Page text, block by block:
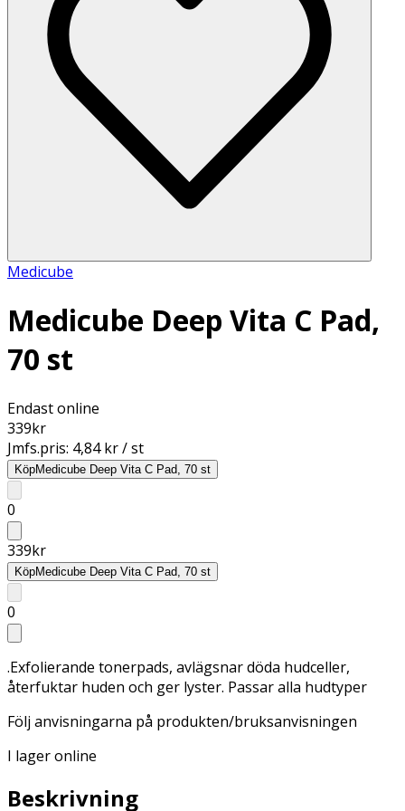
Medicube
Medicube Deep Vita C Pad,
70 st
Endast online
339kr
Jmfs.pris: 4,84 kr / st
KöpMedicube Deep Vita C Pad, 70 st
0
339kr
KöpMedicube Deep Vita C Pad, 70 st
0
.Exfolierande tonerpads, avlägsnar döda hudceller,
återfuktar huden och ger lyster. Passar alla hudtyper
Följ anvisningarna på produkten/bruksanvisningen
I lager online
Beskrivning